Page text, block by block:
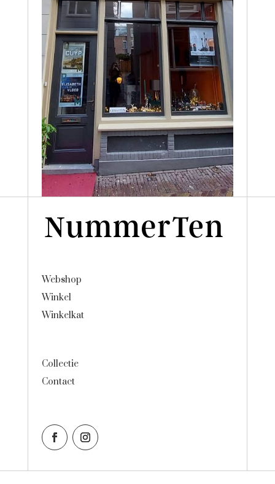
Webshop
Winkel
Winkelkat
Collectie
Contact